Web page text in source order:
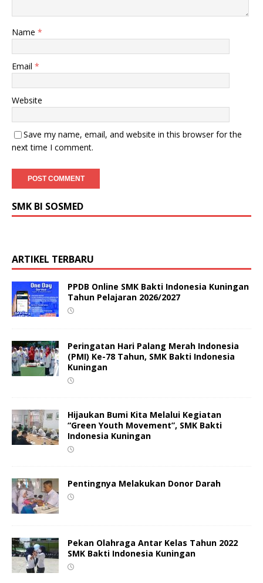
Name *
Email *
Website
Save my name, email, and website in this browser for the
next time I comment.
SMK BI SOSMED
ARTIKEL TERBARU
PPDB Online SMK Bakti Indonesia Kuningan
Tahun Pelajaran 2026/2027
Peringatan Hari Palang Merah Indonesia
(PMI) Ke-78 Tahun, SMK Bakti Indonesia
Kuningan
Hijaukan Bumi Kita Melalui Kegiatan
“Green Youth Movement”, SMK Bakti
Indonesia Kuningan
Pentingnya Melakukan Donor Darah
Pekan Olahraga Antar Kelas Tahun 2022
SMK Bakti Indonesia Kuningan